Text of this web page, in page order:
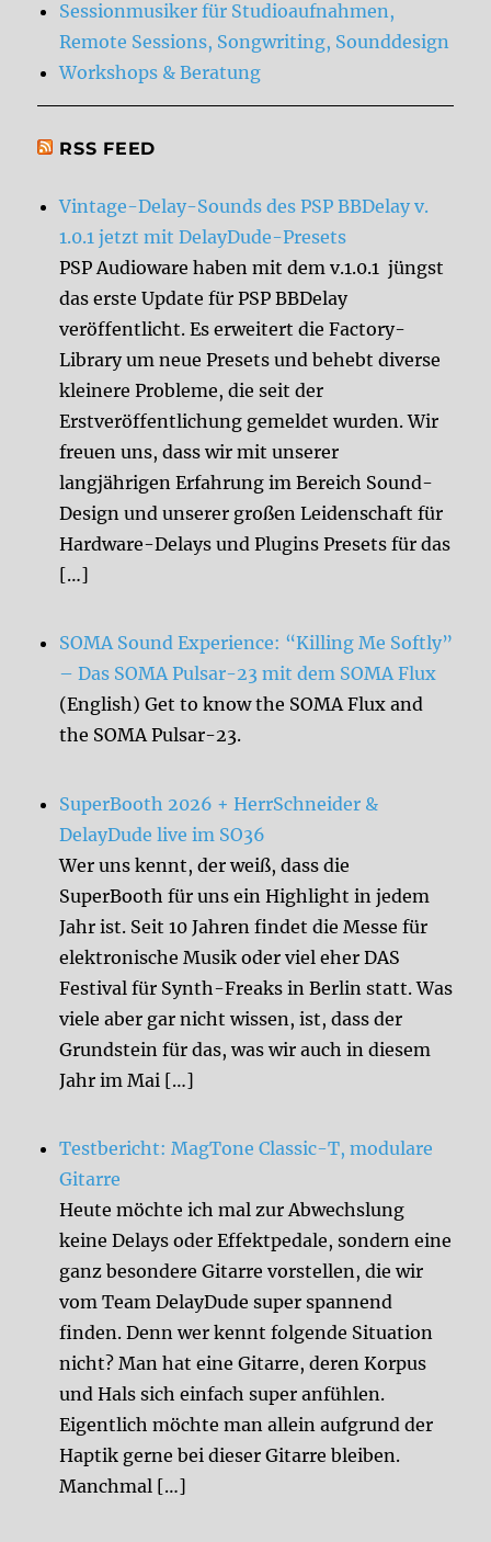
Sessionmusiker für Studioaufnahmen,
Remote Sessions, Songwriting, Sounddesign
Workshops & Beratung
RSS FEED
Vintage-Delay-Sounds des PSP BBDelay v.
1.0.1 jetzt mit DelayDude-Presets
PSP Audioware haben mit dem v.1.0.1 jüngst
das erste Update für PSP BBDelay
veröffentlicht. Es erweitert die Factory-
Library um neue Presets und behebt diverse
kleinere Probleme, die seit der
Erstveröffentlichung gemeldet wurden. Wir
freuen uns, dass wir mit unserer
langjährigen Erfahrung im Bereich Sound-
Design und unserer großen Leidenschaft für
Hardware-Delays und Plugins Presets für das
[…]
SOMA Sound Experience: “Killing Me Softly”
– Das SOMA Pulsar-23 mit dem SOMA Flux
(English) Get to know the SOMA Flux and
the SOMA Pulsar-23.
SuperBooth 2026 + HerrSchneider &
DelayDude live im SO36
Wer uns kennt, der weiß, dass die
SuperBooth für uns ein Highlight in jedem
Jahr ist. Seit 10 Jahren findet die Messe für
elektronische Musik oder viel eher DAS
Festival für Synth-Freaks in Berlin statt. Was
viele aber gar nicht wissen, ist, dass der
Grundstein für das, was wir auch in diesem
Jahr im Mai […]
Testbericht: MagTone Classic-T, modulare
Gitarre
Heute möchte ich mal zur Abwechslung
keine Delays oder Effektpedale, sondern eine
ganz besondere Gitarre vorstellen, die wir
vom Team DelayDude super spannend
finden. Denn wer kennt folgende Situation
nicht? Man hat eine Gitarre, deren Korpus
und Hals sich einfach super anfühlen.
Eigentlich möchte man allein aufgrund der
Haptik gerne bei dieser Gitarre bleiben.
Manchmal […]